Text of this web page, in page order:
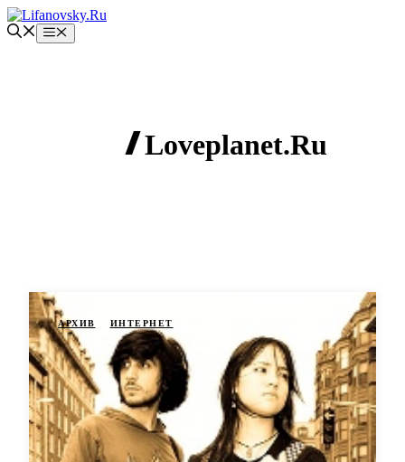
Перейти
к
содержимому
Меню
Loveplanet.Ru
АРХИВ ИНТЕРНЕТ